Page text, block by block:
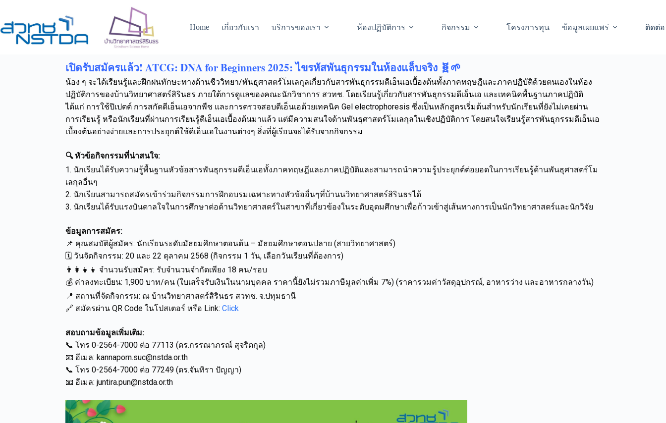
Home เกี่ยวกับเรา บริการของเรา ห้องปฏิบัติการ กิจกรรม โครงการทุน ข้อมูลเผยแพร่ ติดต่อ
เปิดรับสมัครแล้ว! ATCG: DNA for Beginners 2025: ไขรหัสพันธุกรรมในห้องแล็บจริง 🧬🌱
น้อง ๆ จะได้เรียนรู้และฝึกฝนทักษะทางด้านชีววิทยา/พันธุศาสตร์โมเลกุลเกี่ยวกับสารพันธุกรรมดีเอ็นเอเบื้องต้นทั้งภาคทฤษฎีและภาคปฏิบัติด้วยตนเองในห้อง
ปฏิบัติการของบ้านวิทยาศาสตร์สิรินธร ภายใต้การดูแลของคณะนักวิชาการ สวทช. โดยเรียนรู้เกี่ยวกับสารพันธุกรรมดีเอ็นเอ และเทคนิคพื้นฐานภาคปฏิบัติ
ได้แก่ การใช้ปิเปตต์ การสกัดดีเอ็นเอจากพืช และการตรวจสอบดีเอ็นเอด้วยเทคนิค Gel electrophoresis ซึ่งเป็นหลักสูตรเริ่มต้นสำหรับนักเรียนที่ยังไม่เคยผ่าน
การเรียนรู้ หรือนักเรียนที่ผ่านการเรียนรู้ดีเอ็นเอเบื้องต้นมาแล้ว แต่มีความสนใจด้านพันธุศาสตร์โมเลกุลในเชิงปฏิบัติการ โดยสนใจเรียนรู้สารพันธุกรรมดีเอ็นเอ
เบื้องต้นอย่างง่ายและการประยุกต์ใช้ดีเอ็นเอในงานต่างๆ สิ่งที่ผู้เรียนจะได้รับจากกิจกรรม
🔍 หัวข้อกิจกรรมที่น่าสนใจ:
1. นักเรียนได้รับความรู้พื้นฐานหัวข้อสารพันธุกรรมดีเอ็นเอทั้งภาคทฤษฎีและภาคปฏิบัติและสามารถนำความรู้ประยุกต์ต่อยอดในการเรียนรู้ด้านพันธุศาสตร์โม
เลกุลอื่นๆ
2. นักเรียนสามารถสมัครเข้าร่วมกิจกรรมการฝึกอบรมเฉพาะทางหัวข้ออื่นๆที่บ้านนวิทยาศาสตร์สิรินธรได้
3. นักเรียนได้รับแรงบันดาลใจในการศึกษาต่อด้านวิทยาศาสตร์ในสาขาที่เกี่ยวข้องในระดับอุดมศึกษาเพื่อก้าวเข้าสู่เส้นทางการเป็นนักวิทยาศาสตร์และนักวิจัย
ข้อมูลการสมัคร:
📌 คุณสมบัติผู้สมัคร: นักเรียนระดับมัธยมศึกษาตอนต้น – มัธยมศึกษาตอนปลาย (สายวิทยาศาสตร์)
🗓️ วันจัดกิจกรรม: 20 และ 22 ตุลาคม 2568 (กิจกรรม 1 วัน, เลือกวันเรียนที่ต้องการ)
👨‍👩‍👧‍👦 จำนวนรับสมัคร: รับจำนวนจำกัดเพียง 18 คน/รอบ
💰 ค่าลงทะเบียน: 1,900 บาท/คน (ใบเสร็จรับเงินในนามบุคคล ราคานี้ยังไม่รวมภาษีมูลค่าเพิ่ม 7%) (ราคารวมค่าวัสดุอุปกรณ์, อาหารว่าง และอาหารกลางวัน)
📍 สถานที่จัดกิจกรรม: ณ บ้านวิทยาศาสตร์สิรินธร สวทช. จ.ปทุมธานี
🔗 สมัครผ่าน QR Code ในโปสเตอร์ หรือ Link: Click
สอบถามข้อมูลเพิ่มเติม:
📞 โทร 0-2564-7000 ต่อ 77113 (ดร.กรรณาภรณ์ สุจริตกุล)
📧 อีเมล: kannaporn.suc@nstda.or.th
📞 โทร 0-2564-7000 ต่อ 77249 (ดร.จันทิรา ปัญญา)
📧 อีเมล: juntira.pun@nstda.or.th